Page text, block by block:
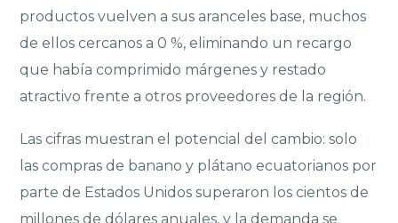
productos vuelven a sus aranceles base, muchos
de ellos cercanos a 0 %, eliminando un recargo
que había comprimido márgenes y restado
atractivo frente a otros proveedores de la región.
Las cifras muestran el potencial del cambio: solo
las compras de banano y plátano ecuatorianos por
parte de Estados Unidos superaron los cientos de
millones de dólares anuales, y la demanda se